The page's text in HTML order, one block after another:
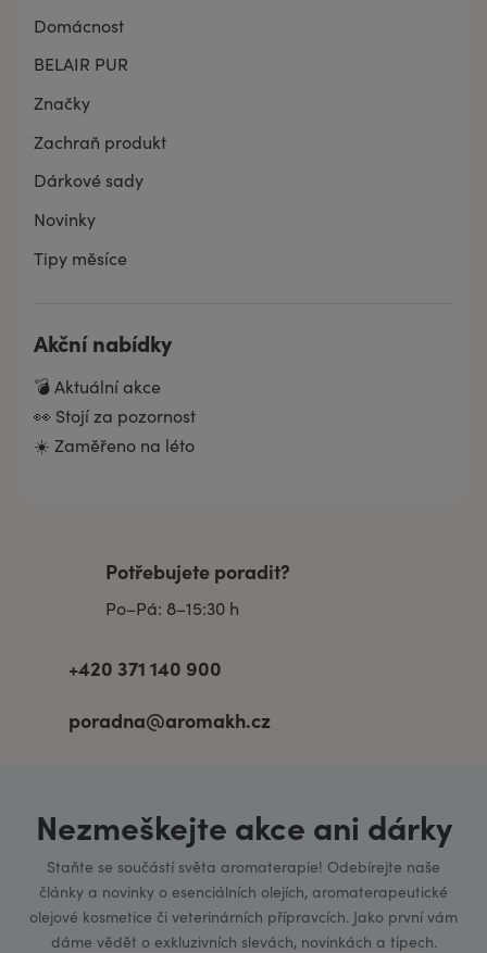
Domácnost
BELAIR PUR
Značky
Zachraň produkt
Dárkové sady
Novinky
Tipy měsíce
Akční nabídky
💣 Aktuální akce
👀 Stojí za pozornost
☀️ Zaměřeno na léto
Potřebujete poradit?
Po–Pá: 8–15:30 h
+420 371 140 900
poradna@aromakh.cz
Nezmeškejte akce ani dárky
Staňte se součástí světa aromaterapie! Odebírejte naše
články a novinky o esenciálních olejích, aromaterapeutické
olejové kosmetice či veterinárních přípravcích. Jako první vám
dáme vědět o exkluzivních slevách, novinkách a tipech.